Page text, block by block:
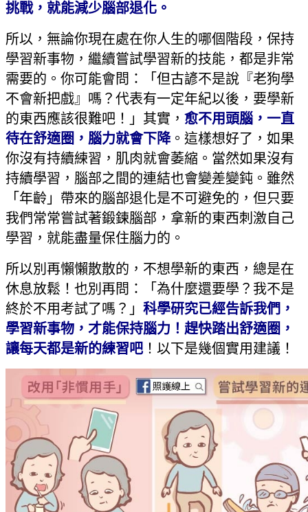
挑戰，就能減少腦部退化。
所以，無論你現在處在你人生的哪個階段，保持
學習新事物，繼續嘗試學習新的技能，都是非常
需要的。你可能會問：「但古諺不是說『老狗學
不會新把戲』嗎？代表有一定年紀以後，要學新
的東西應該很難吧！」其實， 愈不用頭腦，一直
待在舒適圈，腦力就會下降。這樣想好了，如果
你沒有持續練習，肌肉就會萎縮。當然如果沒有
持續學習，腦部之間的連結也會變差變鈍。雖然
「年齡」帶來的腦部退化是不可避免的，但只要
我們常常嘗試著鍛鍊腦部，拿新的東西刺激自己
學習，就能盡量保住腦力的。
所以別再懶懶散散的，不想學新的東西，總是在
休息放鬆！也別再問：「為什麼還要學？我不是
終於不用考試了嗎？」 科學研究已經告訴我們，
學習新事物，才能保持腦力！趕快踏出舒適圈，
讓每天都是新的練習吧 ！以下是幾個實用建議！